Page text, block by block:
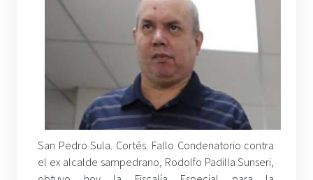
San Pedro Sula. Cortés. Fallo Condenatorio contra
el ex alcalde sampedrano, Rodolfo Padilla Sunseri,